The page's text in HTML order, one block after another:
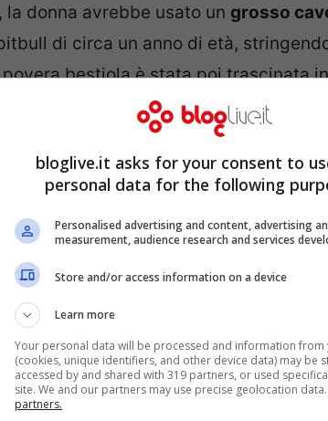
donna avrebbe usato un grosso
di circa un anno di età,
bestiola è stata poi trascinata in
fiamme
. Un episodio di una crudeltà
in un secondo momento.
la donna ha semplicemente
staccando la catena. Solo
le proprie responsabilità
demonio”.La donna, residente a
Spartanburg, ha detto inoltre di avere
bambini del vicinato.
bloglive.it asks for your consent to
personal data for the following
Personalised advertising and content, advertising
measurement, audience research and services
Store and/or access information on a device
Learn more
Your personal data will be processed and information from
(cookies, unique identifiers, and other device data) may be
accessed by and shared with 319 partners, or used
site. We and our partners may use precise geolocation data.
partners.